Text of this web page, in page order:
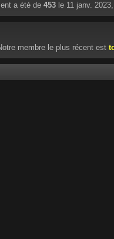
a été de 453 le 11 janv.
membre le plus récent est